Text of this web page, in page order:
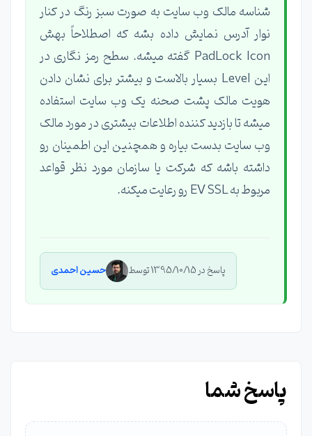
شناسه مالک وب سایت به صورت سبز رنگ در کنار
نوار آدرس نمایش داده بشه که اصطلاحاً بهش
PadLock Icon گفته میشه. سطح رمز نگاری در
این Level بسیار بالاست و بیشتر برای نشان دادن
هویت مالک پشت صحنه یک وب سایت استفاده
میشه تا بازدید کننده اطلاعات بیشتری در مورد مالک
وب سایت بدست بیاره و همچنین این اطمینان رو
داشته باشه که شرکت یا سازمان مورد نظر قواعد
مربوط به EV SSL رو رعایت میکنه.
پاسخ در 1395/10/15 توسط حسین احمدی
پاسخ شما